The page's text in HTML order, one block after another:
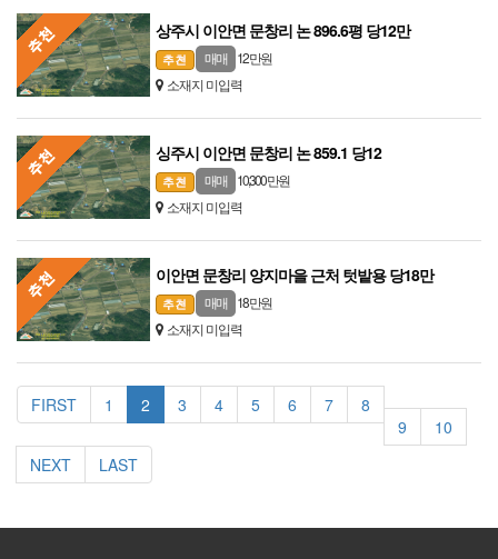
상주시 이안면 문창리 논 896.6평 당12만
매매
12 만원
소재지 미입력
싱주시 이안면 문창리 논 859.1 당12
매매
10,300 만원
소재지 미입력
이안면 문창리 양지마을 근처 텃밭용 당18만
매매
18 만원
소재지 미입력
FIRST 1 2 3 4 5 6 7
8
9
10
NEXT
LAST